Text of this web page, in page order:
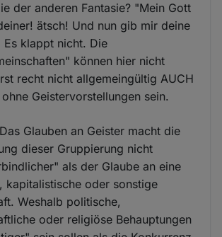
der anderen Fantasie? "Mein Gott
ätsch! Und nun gib mir deine
Es klappt nicht. Die
können hier nicht
recht nicht allgemeingültig AUCH
Geistervorstellungen sein.
Glauben an Geister macht die
dieser Gruppierung nicht
als der Glaube an eine
kapitalistische oder sonstige
Weshalb politische,
oder religiöse Behauptungen